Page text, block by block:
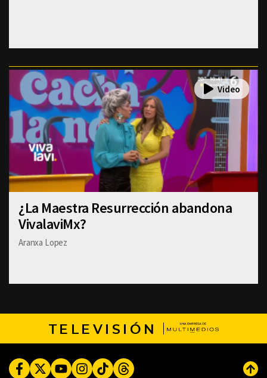
¿La Maestra Resurrección abandona
VivalaviMx?
Aranxa Lopez
TELEVISIÓN
FacebookTwitterYoutubeInstagram
TikTokThreads